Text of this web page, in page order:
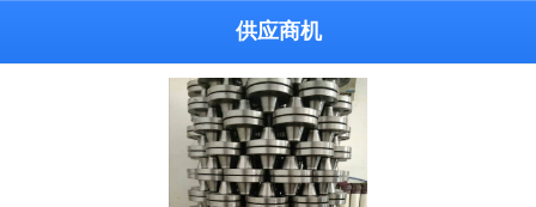
供应商机